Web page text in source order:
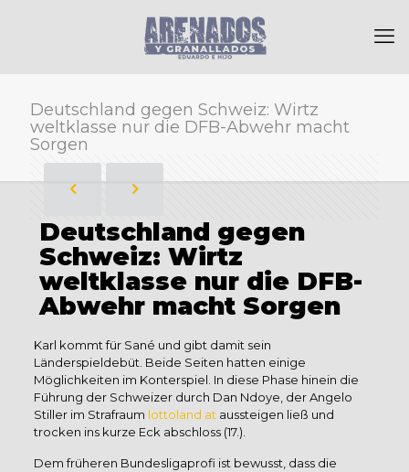
Deutschland gegen Schweiz: Wirtz
weltklasse nur die DFB-Abwehr macht
Sorgen
Deutschland gegen
Schweiz: Wirtz
weltklasse nur die DFB-
Abwehr macht Sorgen
Karl kommt für Sané und gibt damit sein
Länderspieldebüt. Beide Seiten hatten einige
Möglichkeiten im Konterspiel. In diese Phase hinein die
Führung der Schweizer durch Dan Ndoye, der Angelo
Stiller im Strafraum lottoland at aussteigen ließ und
trocken ins kurze Eck abschloss (17.).
Dem früheren Bundesligaprofi ist bewusst, dass die